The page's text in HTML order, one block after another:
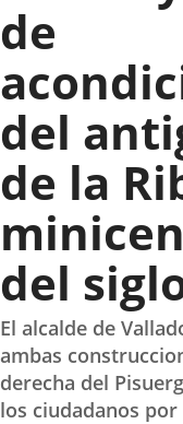
de
del
de la
del
El alcalde de
ambas
derecha del
los ciudadanos por